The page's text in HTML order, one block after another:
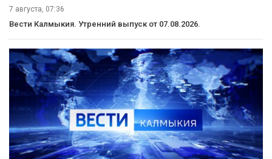
7 августа, 07:36
Вести Калмыкия. Утренний выпуск от 07.08.2026.